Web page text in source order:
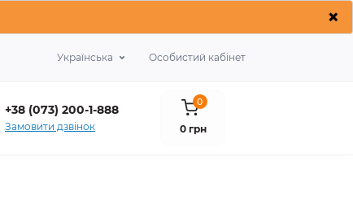
×
Українська Особистий кабінет
+38 (073) 200-1-888
Замовити дзвінок
0
0 грн